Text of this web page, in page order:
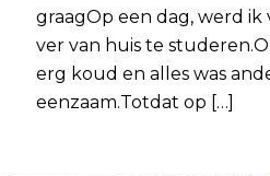
graagOp een dag, werd ik
ver van huis te
erg koud en alles was
eenzaam.Totdat op […]